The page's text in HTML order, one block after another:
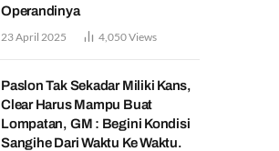
Operandinya
23 April 2025 4,050Views
Paslon Tak Sekadar Miliki Kans,
Clear Harus Mampu Buat
Lompatan, GM : Begini Kondisi
Sangihe Dari Waktu Ke Waktu.